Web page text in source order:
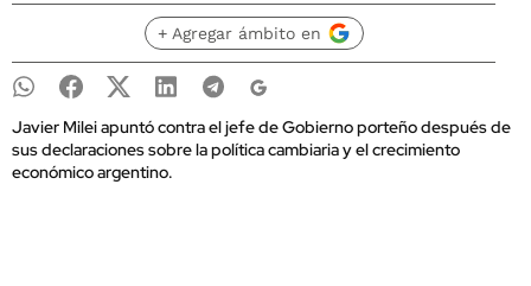
+ Agregar ámbito en
Javier Milei apuntó contra el jefe de Gobierno porteño después de
sus declaraciones sobre la política cambiaria y el crecimiento
económico argentino.